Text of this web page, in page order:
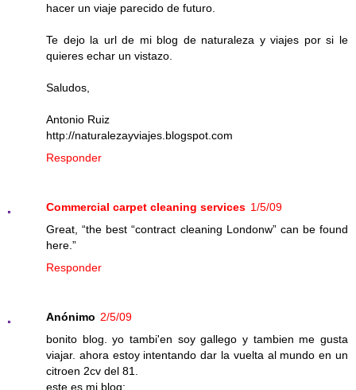
hacer un viaje parecido de futuro.
Te dejo la url de mi blog de naturaleza y viajes por si le
quieres echar un vistazo.
Saludos,
Antonio Ruiz
http://naturalezayviajes.blogspot.com
Responder
Commercial carpet cleaning services 1/5/09
Great, “the best “contract cleaning Londonw” can be found
here.”
Responder
Anónimo 2/5/09
bonito blog. yo tambi'en soy gallego y tambien me gusta
viajar. ahora estoy intentando dar la vuelta al mundo en un
citroen 2cv del 81.
este es mi blog: